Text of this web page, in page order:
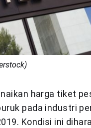
harga tiket
pada industri
Kondisi ini